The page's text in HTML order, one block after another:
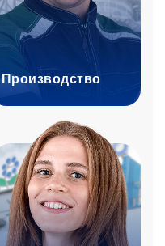
Производство